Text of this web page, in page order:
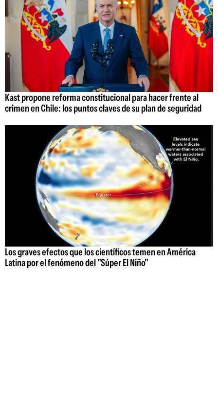
Kast propone reforma constitucional para hacer frente al
crimen en Chile: los puntos claves de su plan de seguridad
Los graves efectos que los científicos temen en América
Latina por el fenómeno del "Súper El Niño"